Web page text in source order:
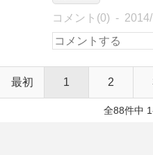
コメント(0)
最初 1 2
全88件中